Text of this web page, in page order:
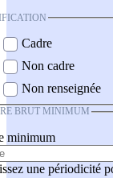
Cadre
Non cadre
Non renseignée
BRUT MINIMUM
minimum
une périodicité